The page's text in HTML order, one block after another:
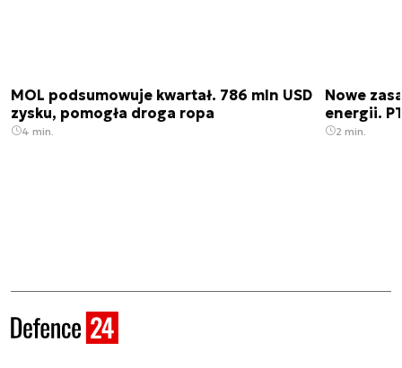
MOL podsumowuje kwartał. 786 mln USD
zysku, pomogła droga ropa
4 min.
Nowe
energii.
2 min.